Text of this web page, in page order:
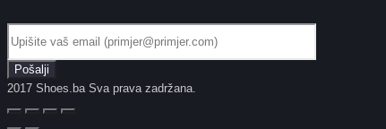
2017 Shoes.ba Sva prava zadržana.